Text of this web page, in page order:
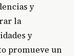
y
la
y
promueve un